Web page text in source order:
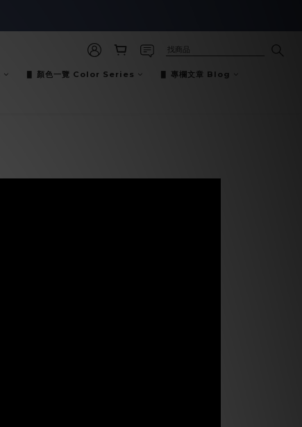
▋ 顏色一覽 Color Series ▋ 專欄文章 Blog